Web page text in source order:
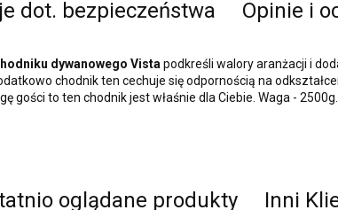
dot. bezpieczeństwa Opinie i
dywanowego Vista podkreśli walory aranżacji i
chodnik ten cechuje się odpornością na
to ten chodnik jest właśnie dla Ciebie. Waga - 2500g.
oglądane produkty Inni